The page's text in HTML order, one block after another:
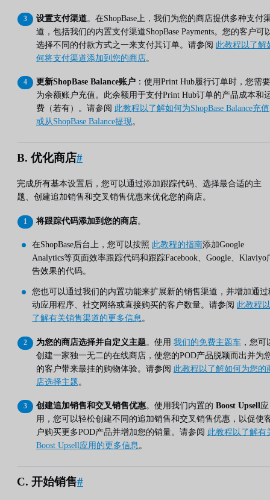
设置支付渠道。在ShopBase上，我们为您的商店提供多种支付
道，包括我们的内置支付渠道ShopBase Payments。您的客户可
选择不同的付款方式之一来支付其订单。请参阅 此教程以了解
何将支付渠道添加到您的商店。
更新ShopBase Balance账户 ：使用Print Hub履行订单时，您需要
为余额账户充值。此余额用于支付Print Hub订单的产品成本和
费（若有）。请参阅 此教程以了解如何为ShopBase Balance充值
或从ShopBase Balance提现。
B. 优化商店#
完成所有基本设置后，您可以通过添加跟踪代码、选择最合适的主
题、创建追加销售和交叉销售优惠来优化您的商店。
将跟踪代码添加到您的商店。
在ShopBase后台上，您可以按照 此教程的指南添加Google
Analytics等页面效率跟踪代码和跟踪Facebook、Google、Klaviyo
告效果的代码。
您也可以通过我们的内置功能来扩展新的销售渠道，并增加通过
动应用程序、社交网络或直接购买的客户数量。请参阅 此教程以
了解有关销售渠道的更多信息。
为您的商店选择并自定义主题。使用 我们的免费主题车 ，您可
创建一家独一无二的在线商店，使您的POD产品脱颖而出并为
的客户带来最挂的购物体验。请参阅 此教程以了解如何为您的
店选择主题 。
创建追加销售和交叉销售优惠。使用我们内置的 Boost Upsell应
用，您可以轻松创建不同的追加销售和交叉销售优惠，以促使
户购买更多POD产品并增加您的销量。请参阅 此教程以了解有
Boost Upsell应用的更多信息。
C. 开始销售#